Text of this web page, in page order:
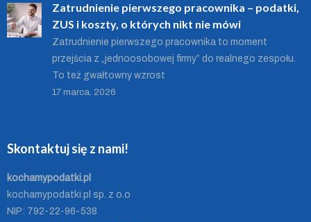
Zatrudnienie pierwszego pracownika – podatki,
ZUS i koszty, o których nikt nie mówi
Zatrudnienie pierwszego pracownika to moment
przejścia z „jednoosobowej firmy” do realnego zespołu.
To też gwałtowny wzrost
17 marca, 2026
Skontaktuj się z nami!
kochamypodatki.pl
kochamypodatki.pl sp. z o.o
NIP: 792-22-96-538